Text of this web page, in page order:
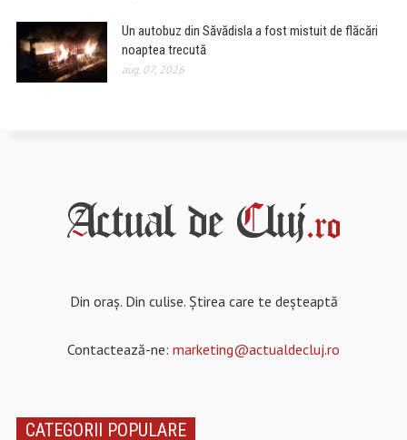
Un autobuz din Săvădisla a fost mistuit de flăcări
noaptea trecută
aug. 07, 2026
Din oraș. Din culise. Știrea care te deșteaptă
Contactează-ne: marketing@actualdecluj.ro
CATEGORII POPULARE